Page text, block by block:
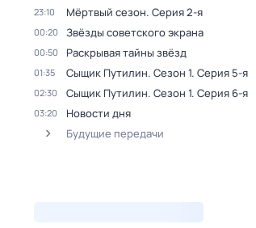
23:10 Мёртвый сезон. Серия 2-я
00:20 Звёзды советского экрана
00:50 Раскрывая тайны звёзд
01:35 Сыщик Путилин. Сезон 1. Серия 5-я
02:30 Сыщик Путилин. Сезон 1. Серия 6-я
03:20
Новости дня
Будущие передачи